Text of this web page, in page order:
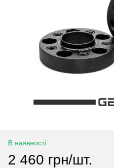
В наявності
2 460 грн/шт.